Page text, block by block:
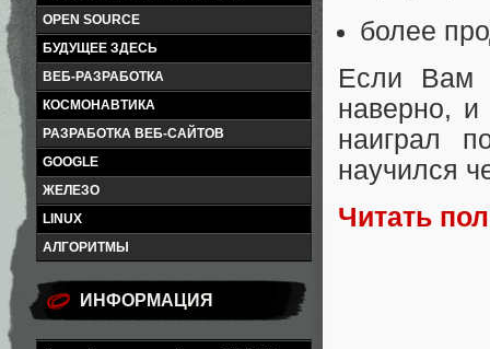
OPEN SOURCE
БУДУЩЕЕ ЗДЕСЬ
ВЕБ-РАЗРАБОТКА
КОСМОНАВТИКА
РАЗРАБОТКА ВЕБ-САЙТОВ
GOOGLE
ЖЕЛЕЗО
LINUX
АЛГОРИТМЫ
ИНФОРМАЦИЯ
более
Если Вам
наверно,
наиграл
научился
Читать